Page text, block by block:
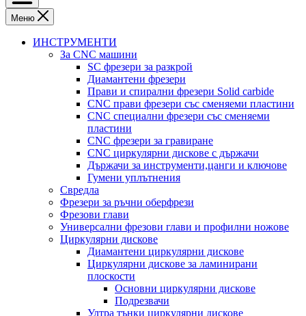
Меню
ИНСТРУМЕНТИ
За CNC машини
SC фрезери за разкрой
Диамантени фрезери
Прави и спирални фрезери Solid carbide
CNC прави фрезери със сменяеми пластини
CNC специални фрезери със сменяеми
пластини
CNC фрезери за гравиране
CNC циркулярни дискове с държачи
Държачи за инструменти,цанги и ключове
Гумени уплътнения
Свредла
Фрезери за ръчни оберфрези
Фрезови глави
Универсални фрезови глави и профилни ножове
Циркулярни дискове
Диамантени циркулярни дискове
Циркулярни дискове за ламинирани
плоскости
Основни циркулярни дискове
Подрезвачи
Ултра тънки циркулярни дискове